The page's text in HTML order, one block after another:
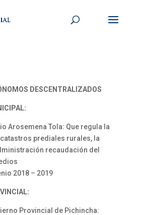
DESCENTRALIZADOS
Arosemena Tola: Que regula la
prediales rurales, la
recaudación del
2018 – 2019
Provincial de Pichincha: